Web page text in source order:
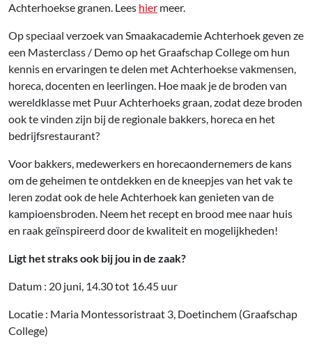
Achterhoekse granen. Lees hier meer.
Op speciaal verzoek van Smaakacademie Achterhoek geven ze
een Masterclass / Demo op het Graafschap College om hun
kennis en ervaringen te delen met Achterhoekse vakmensen,
horeca, docenten en leerlingen. Hoe maak je de broden van
wereldklasse met Puur Achterhoeks graan, zodat deze broden
ook te vinden zijn bij de regionale bakkers, horeca en het
bedrijfsrestaurant?
Voor bakkers, medewerkers en horecaondernemers de kans
om de geheimen te ontdekken en de kneepjes van het vak te
leren zodat ook de hele Achterhoek kan genieten van de
kampioensbroden. Neem het recept en brood mee naar huis
en raak geïnspireerd door de kwaliteit en mogelijkheden!
Ligt het straks ook bij jou in de zaak?
Datum : 20 juni, 14.30 tot 16.45 uur
Locatie : Maria Montessoristraat 3, Doetinchem (Graafschap
College)